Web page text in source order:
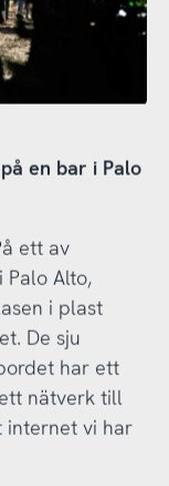
en bar i Palo
ett av
Palo Alto,
i plast
De sju
har ett
nätverk till
internet vi har